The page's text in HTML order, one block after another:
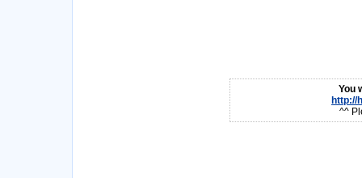
You
http://
^^